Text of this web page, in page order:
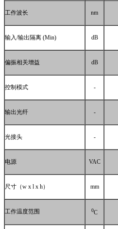
工作波长 nm
输入/输出隔离 (Min) dB
偏振相关增益 dB
控制模式 -
输出光纤 -
光接头 -
电源 VAC
尺寸（w x l x h） mm
工作温度范围 0C